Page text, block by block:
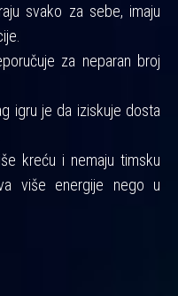
svako za sebe, imaju
za neparan broj
igru je da iziskuje dosta
kreću i nemaju timsku
više energije nego u